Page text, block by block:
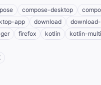
compose-desktop
app download
firefox kotlin kotlin-